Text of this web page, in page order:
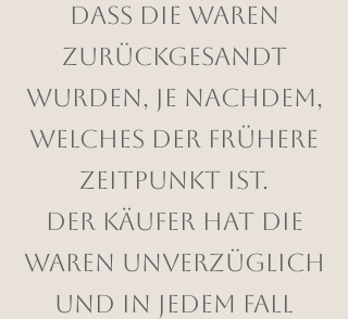
dass die Waren
zurückgesandt
wurden, je nachdem,
welches der frühere
Zeitpunkt ist.
Der Käufer hat die
Waren unverzüglich
und in jedem Fall